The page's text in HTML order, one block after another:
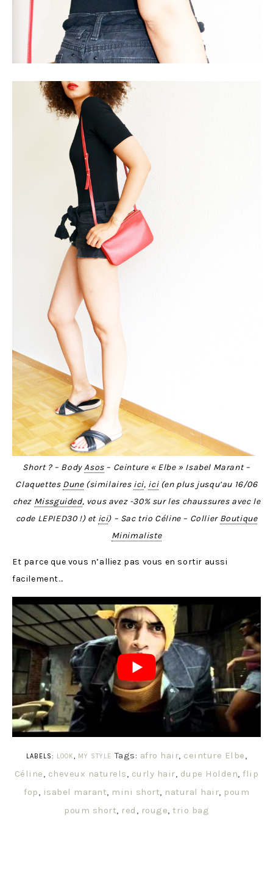
Short ? – BodyAsos– Ceinture « Elbe » Isabel Marant –
Claquettes Dune(similaires ici, ici(en plus jusqu’au 16/06
chez Missguided, vous avez -30% sur les chaussures avec le
code LEPIED30 !) et ici) – Sac trio Céline – Collier Boutique
Minimaliste
Et parce que vous n’alliez pas vous en sortir aussi
facilement…
LABELS: LOOK, MY STYLE Tags: afro hair, ceinture Elbe,
Céline, cheveux naturels, curly hair, dupe Holden,flip
fop, isabel marant, mini short, natural hair, poum
poum short, red , rouge, trio bag